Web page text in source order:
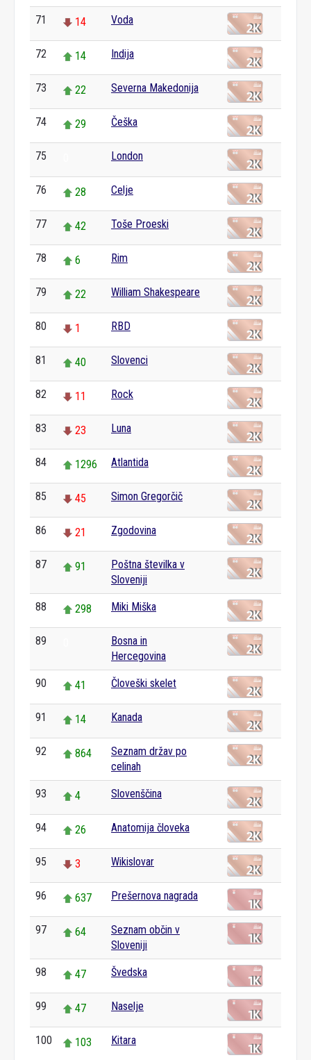
71 14 Voda
72 14 Indija
73 22 Severna Makedonija
74 29 Češka
75 London
76 28 Celje
77 42 Toše Proeski
78 6 Rim
79 22 William Shakespeare
80 1 RBD
81 40 Slovenci
82 11 Rock
83 23 Luna
84 1296 Atlantida
85 45 Simon Gregorčič
86 21 Zgodovina
87 91
Poštna številka v
Sloveniji
88 298 Miki Miška
89
Bosna in
Hercegovina
90 41 Človeški skelet
91 14 Kanada
92 864
Seznam držav po
celinah
93 4 Slovenščina
94 26 Anatomija človeka
95 3 Wikislovar
96 637 Prešernova nagrada
97 64
Seznam občin v
Sloveniji
98 47 Švedska
99 47 Naselje
100 103 Kitara